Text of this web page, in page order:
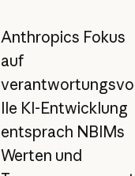
Anthropics Fokus
auf
verantwortungsvo
lle KI-Entwicklung
entsprach NBIMs
Werten und